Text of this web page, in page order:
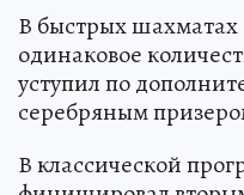
В быстрых
одинаковое
уступил по
серебряным
В классической